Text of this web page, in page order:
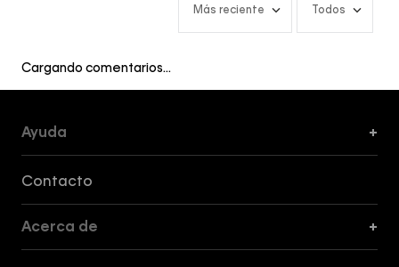
Más reciente Todos
Cargando comentarios…
Ayuda +
Contacto
Acerca de +